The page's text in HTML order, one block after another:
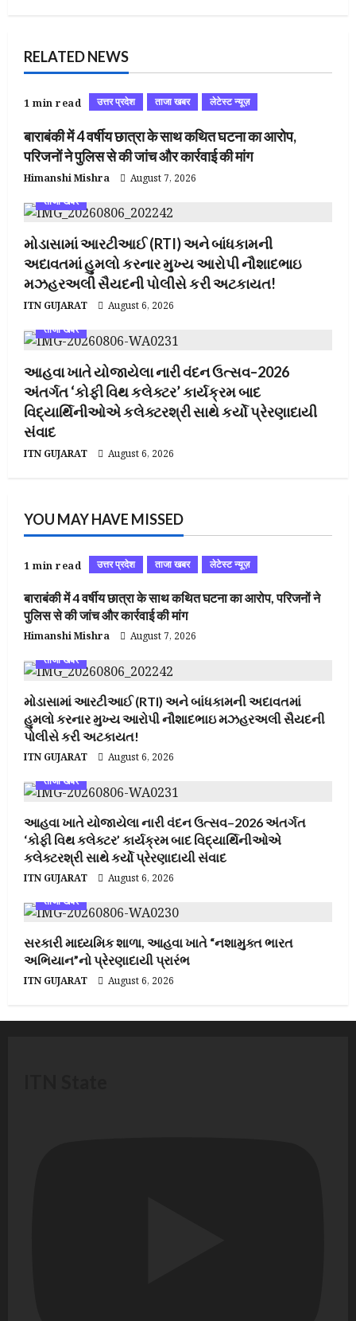
RELATED NEWS
1 min read उत्तर प्रदेश ताजा खबर लेटेस्ट न्यूज़
बाराबंकी में 4 वर्षीय छात्रा के साथ कथित घटना का आरोप,
परिजनों ने पुलिस से की जांच और कार्रवाई की मांग
Himanshi Mishra
August 7, 2026
ताजा खबर
મોડાસામાં આરટીઆઈ (RTI) અને બાંધકામની
અદાવતમાં હુમલો કરનાર મુખ્ય આરોપી નૌશાદભાઇ
મઝહરઅલી સૈયદની પોલીસે કરી અટકાયત!
ITN GUJARAT
August 6, 2026
ताजा खबर
આહવા ખાતે યોજાયેલા નારી વંદન ઉત્સવ–2026
અંતર્ગત ‘કોફી વિથ કલેક્ટર’ કાર્યક્રમ બાદ
વિદ્યાર્થિનીઓએ કલેક્ટરશ્રી સાથે કર્યો પ્રેરણાદાયી
સંવાદ
ITN GUJARAT August 6, 2026
YOU MAY HAVE MISSED
1 min read उत्तर प्रदेश ताजा खबर लेटेस्ट न्यूज़
बाराबंकी में 4 वर्षीय छात्रा के साथ कथित घटना का आरोप, परिजनों ने
पुलिस से की जांच और कार्रवाई की मांग
Himanshi Mishra
August 7, 2026
ताजा खबर
મોડાસામાં આરટીઆઈ (RTI) અને બાંધકામની અદાવતમાં
હુમલો કરનાર મુખ્ય આરોપી નૌશાદભાઇ મઝહરઅલી સૈયદની
પોલીસે કરી અટકાયત!
ITN GUJARAT
August 6, 2026
ताजा खबर
આહવા ખાતે યોજાયેલા નારી વંદન ઉત્સવ–2026 અંતર્ગત
‘કોફી વિથ કલેક્ટર’ કાર્યક્રમ બાદ વિદ્યાર્થિનીઓએ
કલેક્ટરશ્રી સાથે કર્યો પ્રેરણાદાયી સંવાદ
ITN GUJARAT
August 6, 2026
ताजा खबर
સરકારી માધ્યમિક શાળા, આહવા ખાતે “નશામુક્ત ભારત
અભિયાન”નો પ્રેરણાદાયી પ્રારંભ
ITN GUJARAT August 6, 2026